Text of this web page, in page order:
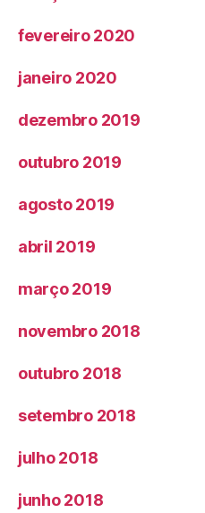
fevereiro 2020
janeiro 2020
dezembro 2019
outubro 2019
agosto 2019
abril 2019
março 2019
novembro 2018
outubro 2018
setembro 2018
julho 2018
junho 2018